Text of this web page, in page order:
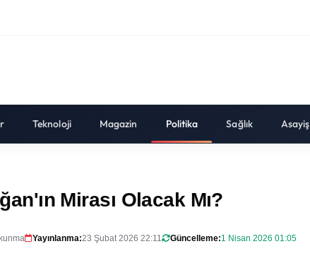
Teknoloji Magazin Politika Sağlık Asayiş
Mirası Olacak Mı?
Yayınlanma:23 Şubat 2026 22:11 Güncelleme:1 Nisan 2026 01:05